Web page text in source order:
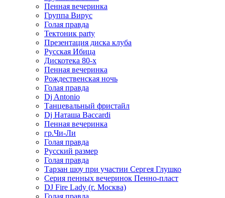
Пенная вечеринка
Группа Вирус
Голая правда
Тектоник party
Презентация диска клуба
Русская Ибица
Дискотека 80-х
Пенная вечеринка
Рождественская ночь
Голая правда
Dj Antonio
Танцевальный фристайл
Dj Наташа Baccardi
Пенная вечеринка
гр.Чи-Ли
Голая правда
Русский размер
Голая правда
Тарзан шоу при участии Сергея Глушко
Серия пенных вечеринок Пенно-пласт
DJ Fire Lady (г. Москва)
Голая правда